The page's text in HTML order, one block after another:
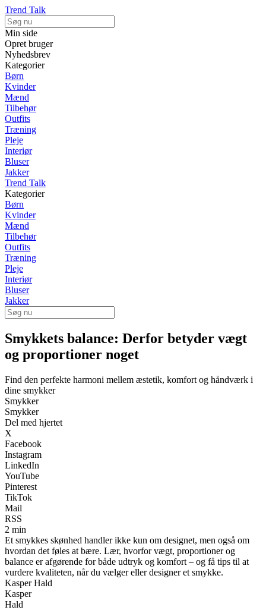
Trend Talk
Min side
Opret bruger
Nyhedsbrev
Kategorier
Børn
Kvinder
Mænd
Tilbehør
Outfits
Træning
Pleje
Interiør
Bluser
Jakker
Trend Talk
Kategorier
Børn
Kvinder
Mænd
Tilbehør
Outfits
Træning
Pleje
Interiør
Bluser
Jakker
Smykkets balance: Derfor betyder vægt
og proportioner noget
Find den perfekte harmoni mellem æstetik, komfort og håndværk i
dine smykker
Smykker
Smykker
Del med hjertet
X
Facebook
Instagram
LinkedIn
YouTube
Pinterest
TikTok
Mail
RSS
2 min
Et smykkes skønhed handler ikke kun om designet, men også om
hvordan det føles at bære. Lær, hvorfor vægt, proportioner og
balance er afgørende for både udtryk og komfort – og få tips til at
vurdere kvaliteten, når du vælger eller designer et smykke.
Kasper Hald
Kasper
Hald